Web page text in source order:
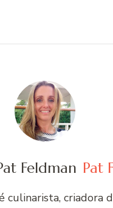
Feldman Pat
culinarista, criadora